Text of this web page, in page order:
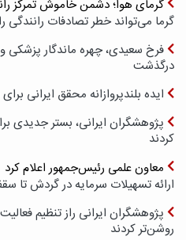
گرمای هوا؛ دشمن خاموش تمرکز
گرما می‌تواند خطر تصادفات رانندگی
فرخ سعیدی، چهره ماندگار پزشکی
درگذشت
ایده بلندپروازانه محقق ایرانی
پژوهشگران ایرانی، بستر جدیدی
کردند
معاون علمی رئیس‌جمهور اعلام کرد
ارائه تسهیلات سرمایه در گردش تا سقف ۱۰۰ درصد فروش
پژوهشگران ایرانی راز تنظیم
روشن‌تر کردند